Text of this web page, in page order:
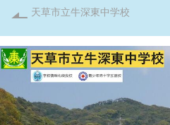
天草市立牛深東中学校